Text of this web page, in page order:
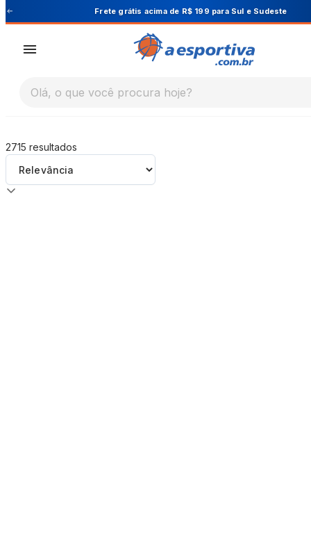
A Esportiva Frete grátis acima de R$ 199 para Sul e Sudeste
Olá, o que você procura hoje?
2715 resultados